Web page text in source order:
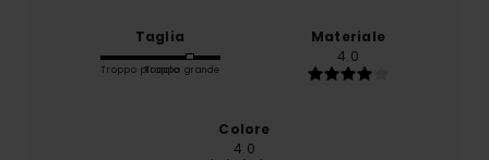
Taglia
Troppo piccoloTroppo grande
Materiale
4.0
Colore
4.0